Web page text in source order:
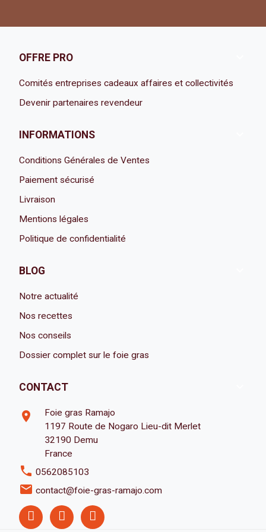
OFFRE PRO
Comités entreprises cadeaux affaires et collectivités
Devenir partenaires revendeur
INFORMATIONS
Conditions Générales de Ventes
Paiement sécurisé
Livraison
Mentions légales
Politique de confidentialité
BLOG
Notre actualité
Nos recettes
Nos conseils
Dossier complet sur le foie gras
CONTACT
room
Foie gras Ramajo
1197 Route de Nogaro Lieu-dit Merlet
32190 Demu
France
phone 0562085103
email contact@foie-gras-ramajo.com